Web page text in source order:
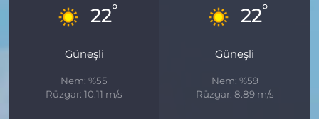
22°
Güneşli
Nem: %55
Rüzgar: 10.11 m/s
22°
Güneşli
Nem: %59
Rüzgar: 8.89 m/s